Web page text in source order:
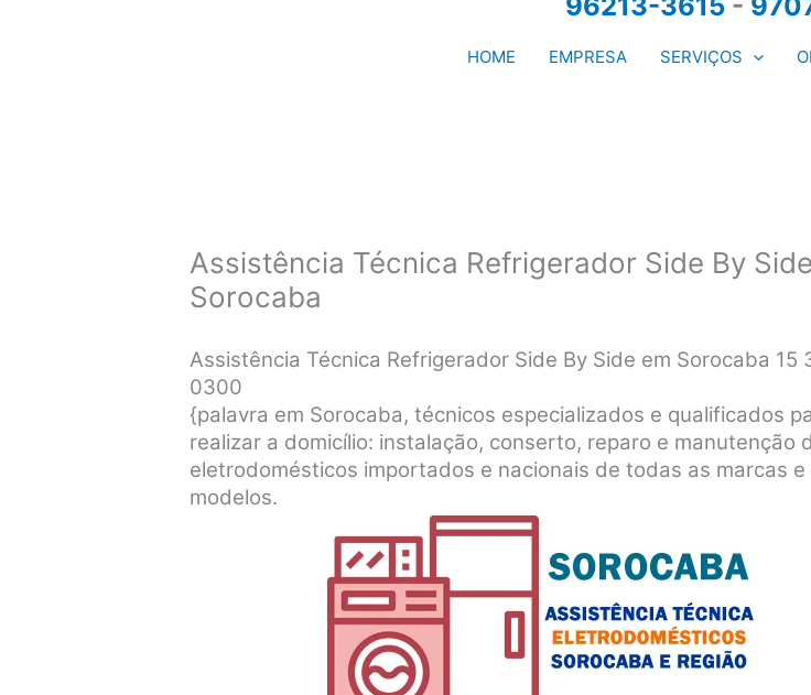
HOME EMPRESA SERVIÇOS
Assistência Técnica Refrigerador Side By
Sorocaba
Assistência Técnica Refrigerador Side By Side em Sorocaba 15
0300
{palavra em Sorocaba, técnicos especializados e qualificados
realizar a domicílio: instalação, conserto, reparo e manutenção
eletrodomésticos importados e nacionais de todas as marcas e
modelos.